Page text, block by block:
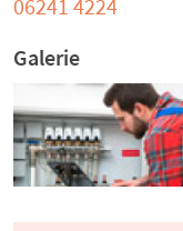
06241 4224
Galerie